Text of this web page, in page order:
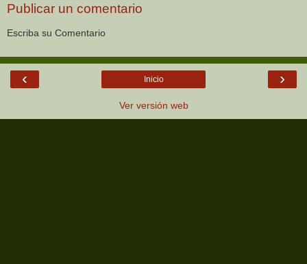
Publicar un comentario
Escriba su Comentario
‹ ›
Inicio
Ver versión web